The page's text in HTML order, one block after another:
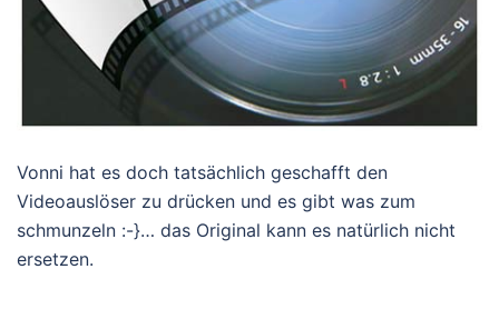
Vonni hat es doch tatsächlich geschafft den
Videoauslöser zu drücken und es gibt was zum
schmunzeln :-}… das Original kann es natürlich nicht
ersetzen.